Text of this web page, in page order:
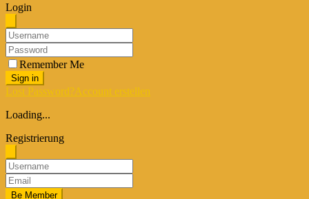
Login
Remember Me
Sign in
Lost Password?Account erstellen
Loading...
Registrierung
Be Member